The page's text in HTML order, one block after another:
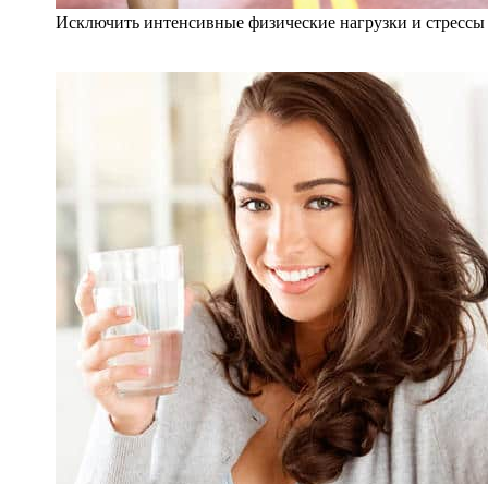
Исключить интенсивные физические нагрузки и стрессы